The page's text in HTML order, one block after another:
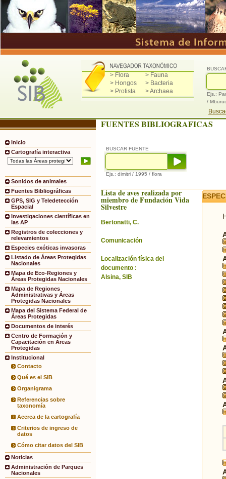
> Flora
> Fauna
> Hongos
> Bacteria
> Protista
> Archaea
Ejs.:
/
Inicio
Cartografía interactiva
Sonidos de animales
Fuentes Bibliográficas
GPS, SIG y Teledetección
Espacial
Investigaciones científicas en
las AP
Registros de colecciones y
relevamientos
Especies exóticas invasoras
Listado de Áreas Protegidas
Nacionales
Mapa de Eco-Regiones y
Áreas Protegidas Nacionales
Mapa de Regiones
Administrativas y Áreas
Protegidas Nacionales
Mapa del Sistema Federal de
Áreas Protegidas
Documentos de interés
Centro de Formación y
Capacitación en Áreas
Protegidas
Institucional
Contacto
Qué es el SIB
Organigrama
Referencias sobre
taxonomía
Acerca de la cartografía
Criterios de ingreso de
datos
Cómo citar datos del SIB
Noticias
Administración de Parques
Nacionales
FUENTES BIBLIOGRAFICAS
BUSCAR FUENTE
Ejs.: dimitri / 1995 / flora
Lista de aves realizada por
miembro de Fundación Vida
Silvestre
Bertonatti, C.
Comunicación
Localización física del
documento :
Alsina, SIB